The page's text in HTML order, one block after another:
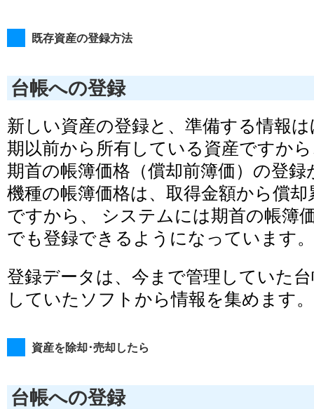
既存資産の登録方法
台帳への登録
新しい資産の登録と、準備する情報
期以前から所有している資産ですか
期首の帳簿価格（償却前簿価）の登
機種の帳簿価格は、取得金額から償
ですから、 システムには期首の帳簿
でも登録できるようになっています。
登録データは、今まで管理していた
していたソフトから情報を集めます。
資産を除却･売却したら
台帳への登録